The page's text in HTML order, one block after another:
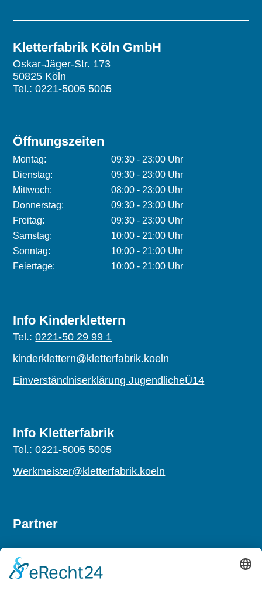
Kletterfabrik Köln GmbH
Oskar-Jäger-Str. 173
50825 Köln
Tel.:0221-5005 5005
Öffnungszeiten
Montag:
09:30 - 23:00 Uhr
Dienstag:
09:30 - 23:00 Uhr
Mittwoch:
08:00 - 23:00 Uhr
Donnerstag:
09:30 - 23:00 Uhr
Freitag:
09:30 - 23:00 Uhr
Samstag:
10:00 - 21:00 Uhr
Sonntag:
10:00 - 21:00 Uhr
Feiertage:
10:00 - 21:00 Uhr
Info Kinderklettern
Tel.:0221-50 29 99 1
kinderklettern@kletterfabrik.koeln
Einverständniserklärung JugendlicheÜ14
Info Kletterfabrik
Tel.:0221-5005 5005
Werkmeister@kletterfabrik.koeln
Partner